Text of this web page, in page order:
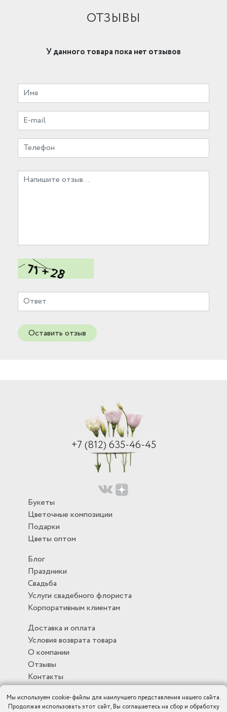
ОТЗЫВЫ
У данного товара пока нет отзывов
Оставить отзыв
+7 (812) 635-46-45
Букеты
Цветочные композиции
Подарки
Цветы оптом
Блог
Праздники
Свадьба
Услуги свадебного флориста
Корпоративным клиентам
Доставка и оплата
Условия возврата товара
О компании
Отзывы
Контакты
Мы используем cookie-файлы для наилучшего представления нашего сайта.
Продолжая использовать этот сайт, Вы соглашаетесь на сбор и обработку